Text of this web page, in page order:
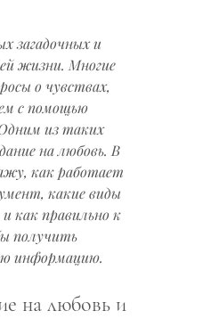
загадочных и
жизни. Многие
о чувствах,
с помощью
из таких
на любовь. В
как работает
какие виды
как правильно к
получить
информацию.
на любовь и